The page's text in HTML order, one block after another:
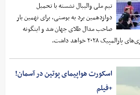
تیم ملی والیبال نشسته با تحمیل
دوازدهمین برد به بوسنی، برای نهمین بار
صاحب مدال طلای جهان شد و اینگونه
۲۰۲۸ خواهد داشت.
اسکورت هواپیمای پوتین در آسمان!
+فیلم